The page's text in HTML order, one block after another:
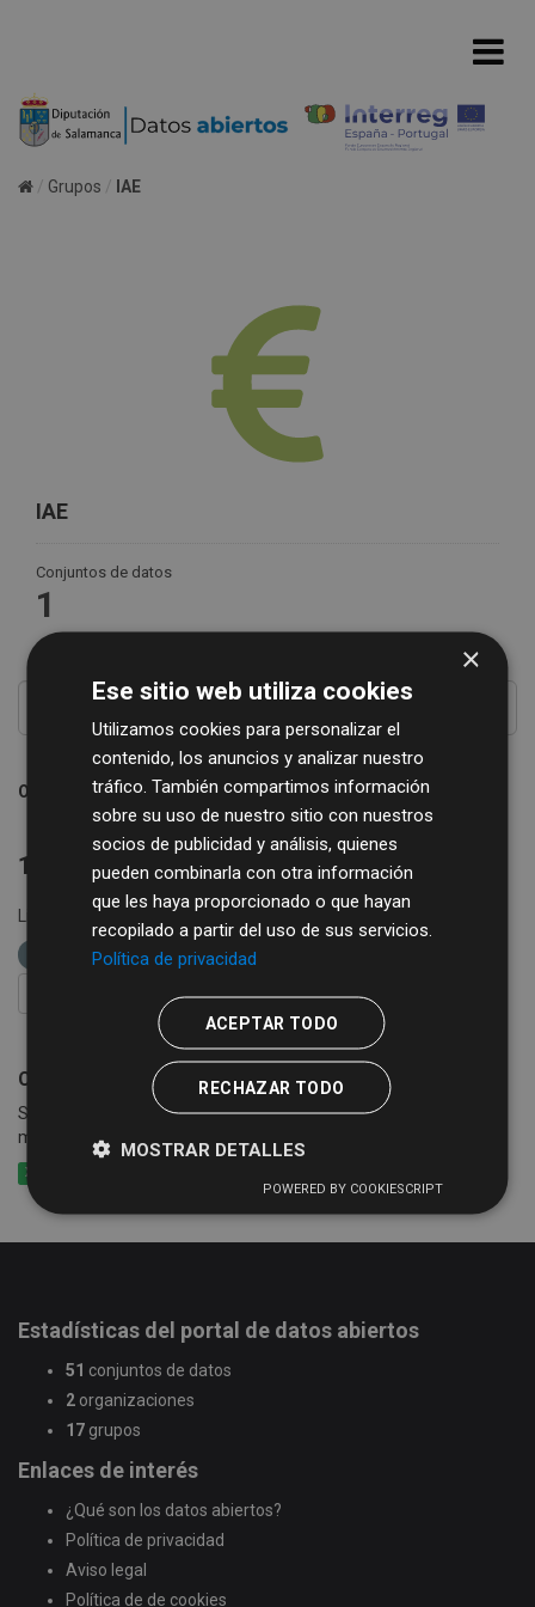
Grupos IAE
IAE
Conjuntos de datos
1
Ordenar por
1 conjunto de datos encontrado
Licencias: Creative Commons Attribution 4.0
etiquetas: economía
FILTRAR RESULTADOS
Censo empresarial de actividades económicas
Suma de las cuotas tributarias del impuesto por epígrafes y
municipios
XLSX
Estadísticas del portal de datos abiertos
51 conjuntos de datos
2 organizaciones
17 grupos
Enlaces de interés
¿Qué son los datos abiertos?
Política de privacidad
Aviso legal
Política de de cookies
×
Ese sitio web utiliza cookies
Utilizamos cookies para personalizar el
contenido, los anuncios y analizar nuestro
tráfico. También compartimos información
sobre su uso de nuestro sitio con nuestros
socios de publicidad y análisis, quienes
pueden combinarla con otra información
que les haya proporcionado o que hayan
recopilado a partir del uso de sus servicios.
Política de privacidad
ACEPTAR TODO
RECHAZAR TODO
MOSTRAR DETALLES
POWERED BY COOKIESCRIPT